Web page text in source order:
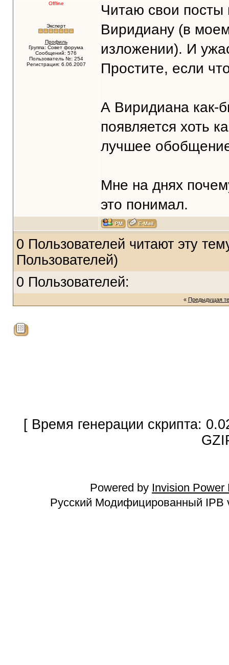
Offline
Эксперт
Профиль
Группа: Совет форума
Сообщений: 576
Пользователь №: 254
Регистрация: 6.06.2007
Читаю свои посты
Виридиану (в
изложении). И
Простите, если
А Виридиана как-
появляется хоть
лучшее обобщение
Мне на днях
это понимал.
0 Пользователей читают эту
Пользователей)
0 Пользователей:
« Предыдущая
[ Время генерации скрипта:
Powered by Invision Power
Русский Модифицированный IPB